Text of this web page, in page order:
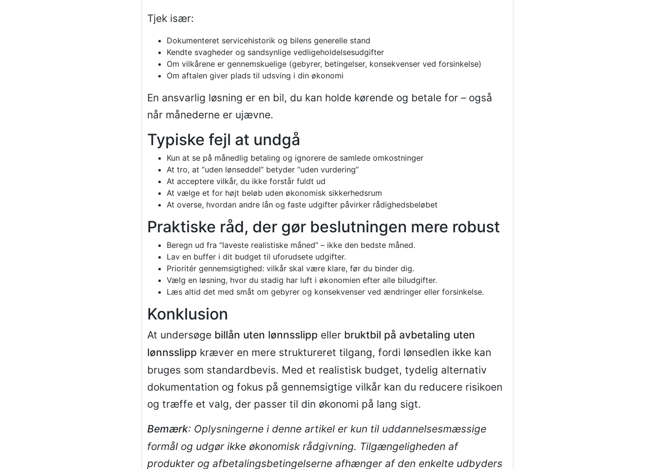
Tjek især:
Dokumenteret servicehistorik og bilens generelle stand
Kendte svagheder og sandsynlige vedligeholdelsesudgifter
Om vilkårene er gennemskuelige (gebyrer, betingelser, konsekvenser ved forsinkelse)
Om aftalen giver plads til udsving i din økonomi
En ansvarlig løsning er en bil, du kan holde kørende og betale for – også
når månederne er ujævne.
Typiske fejl at undgå
Kun at se på månedlig betaling og ignorere de samlede omkostninger
At tro, at “uden lønseddel” betyder “uden vurdering”
At acceptere vilkår, du ikke forstår fuldt ud
At vælge et for højt beløb uden økonomisk sikkerhedsrum
At overse, hvordan andre lån og faste udgifter påvirker rådighedsbeløbet
Praktiske råd, der gør beslutningen mere robust
Beregn ud fra “laveste realistiske måned” – ikke den bedste måned.
Lav en buffer i dit budget til uforudsete udgifter.
Prioritér gennemsigtighed: vilkår skal være klare, før du binder dig.
Vælg en løsning, hvor du stadig har luft i økonomien efter alle biludgifter.
Læs altid det med småt om gebyrer og konsekvenser ved ændringer eller forsinkelse.
Konklusion
At undersøge billån uten lønnsslipp eller bruktbil på avbetaling uten
lønnsslipp kræver en mere struktureret tilgang, fordi lønsedlen ikke kan
bruges som standardbevis. Med et realistisk budget, tydelig alternativ
dokumentation og fokus på gennemsigtige vilkår kan du reducere risikoen
og træffe et valg, der passer til din økonomi på lang sigt.
Bemærk: Oplysningerne i denne artikel er kun til uddannelsesmæssige
formål og udgør ikke økonomisk rådgivning. Tilgængeligheden af ​​
produkter og afbetalingsbetingelserne afhænger af den enkelte udbyders